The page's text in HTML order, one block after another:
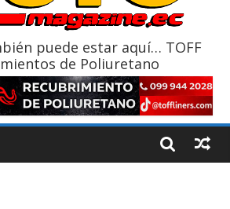
Bolden para cubrir las rutas de La
puede estar aquí… TOFF
de Poliuretano